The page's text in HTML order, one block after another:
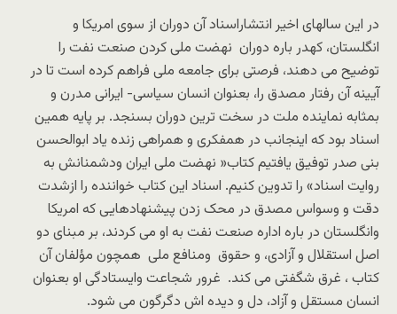
در این سالهای اخیر انتشاراسناد آن دوران از سوی امریکا و
انگلستان، کهدر باره دوران نهضت ملی کردن صنعت نفت را
توضیح می دهند، فرصتی برای جامعه ملی فراهم کرده است تا در
آیینه آن رفتار مصدق را، بعنوان انسان سیاسی- ایرانی مدرن و
بمثابه نماینده ملت در سخت ترین دوران بسنجد. بر پایه همین
اسناد بود که اینجانب در همفکری و همراهی زنده یاد ابوالحسن
بنی صدر توفیق یافتیم کتاب« نهضت ملی ایران ودشمنانش به
روایت اسناد» را تدوین کنیم. اسناد این کتاب خواننده را ازشدت
دقت و وسواس مصدق در محک زدن پیشنهادهایی که امریکا
وانگلستان در باره اداره صنعت نفت به او می کردند، بر مبنای دو
اصل استقلال و آزادی، و حقوق ومنافع ملی همچون مؤلفان آن
کتاب ، غرق شگفتی می کند. غرور شجاعت وایستادگی او بعنوان
انسان مستقل و آزاد، دل و دیده اش دگرگون می شود.